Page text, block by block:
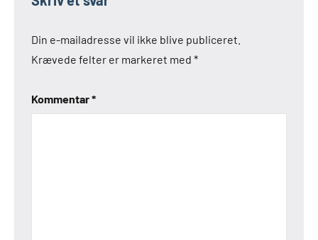
Din e-mailadresse vil ikke blive publiceret.
Krævede felter er markeret med *
Kommentar*